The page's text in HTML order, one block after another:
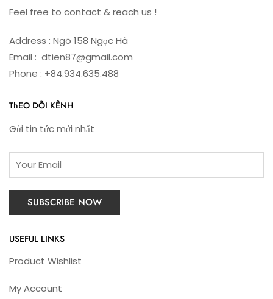
Feel free to contact & reach us !
Address : Ngõ 158 Ngọc Hà
Email : dtien87@gmail.com
Phone : +84.934.635.488
ThEO DÕI KÊNH
Gửi tin tức mới nhất
USEFUL LINKS
Product Wishlist
My Account